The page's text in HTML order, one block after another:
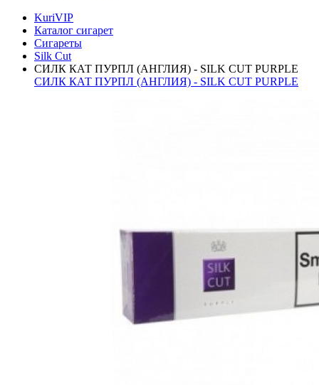
KuriVIP
Каталог сигарет
Сигареты
Silk Cut
СИЛК КАТ ПУРПЛ (АНГЛИЯ) - SILK CUT PURPLE
СИЛК КАТ ПУРПЛ (АНГЛИЯ) - SILK CUT PURPLE